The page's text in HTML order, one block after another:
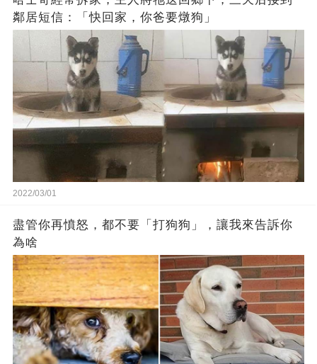
鄰居短信：「快回家，你爸要燉狗」
2022/03/01
盡管你再憤怒，都不要「打狗狗」，讓我來告訴你
為啥